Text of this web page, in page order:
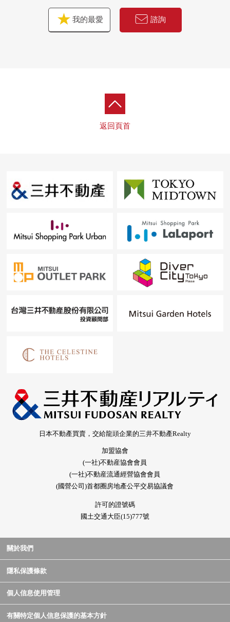
我的最愛 諮詢
返回頁首
日本不動產買賣，交給龍頭企業的三井不動產Realty
加盟協會
(一社)不動産協會會員
(一社)不動産流通經營協會會員
(國營公司)首都圈房地產公平交易協議會
許可的證號碼
國土交通大臣(15)777號
關於我們
隱私保護條款
個人信息使用管理
有關特定個人信息保護的基本方針